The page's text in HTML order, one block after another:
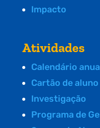
Impacto
Atividades
Calendário
Cartão de aluno
Investigação
Programa de